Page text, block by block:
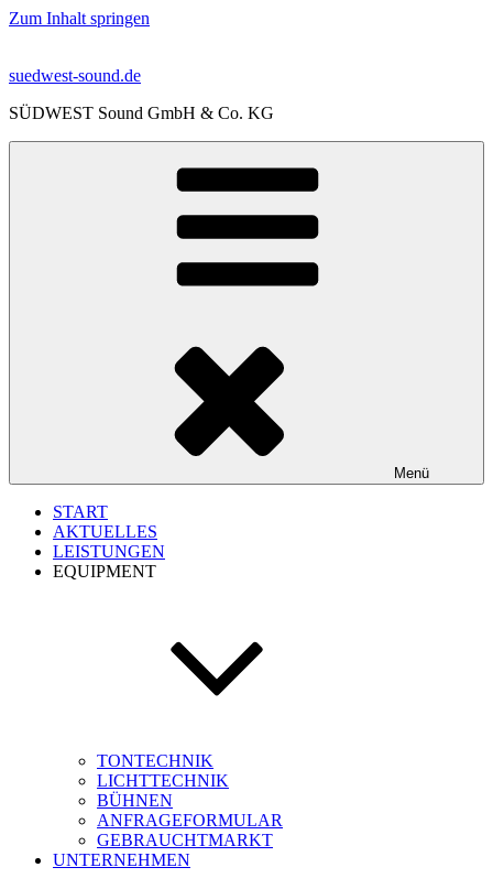
Zum Inhalt springen
suedwest-sound.de
SÜDWEST Sound GmbH & Co. KG
Menü
START
AKTUELLES
LEISTUNGEN
EQUIPMENT
TONTECHNIK
LICHTTECHNIK
BÜHNEN
ANFRAGEFORMULAR
GEBRAUCHTMARKT
UNTERNEHMEN